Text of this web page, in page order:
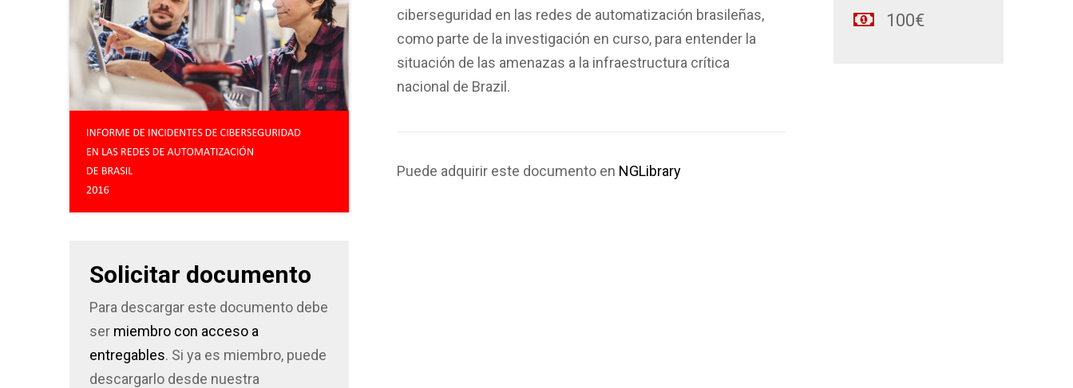
Solicitar documento
Para descargar este documento debe
ser miembro con acceso a
entregables. Si ya es miembro, puede
descargarlo desde nuestra
ciberseguridad en las redes de automatización brasileñas,
como parte de la investigación en curso, para entender la
situación de las amenazas a la infraestructura crítica
nacional de Brazil.
Puede adquirir este documento en NGLibrary
100€